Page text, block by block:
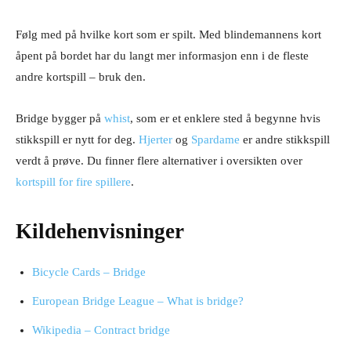
Følg med på hvilke kort som er spilt. Med blindemannens kort
åpent på bordet har du langt mer informasjon enn i de fleste
andre kortspill – bruk den.
Bridge bygger på whist, som er et enklere sted å begynne hvis
stikkspill er nytt for deg. Hjerter og Spardame er andre stikkspill
verdt å prøve. Du finner flere alternativer i oversikten over
kortspill for fire spillere.
Kildehenvisninger
Bicycle Cards – Bridge
European Bridge League – What is bridge?
Wikipedia – Contract bridge